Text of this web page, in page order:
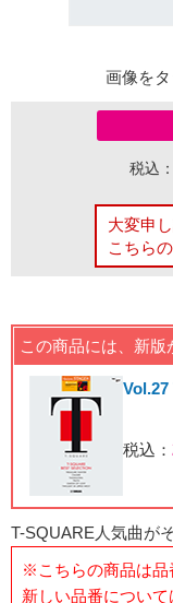
画像をタ
税込：
大変申
こちら
この商品には、新版
Vol.27
税込：
T-SQUARE人気曲が
※こちらの商品は品
新しい品番について